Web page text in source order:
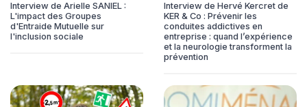
Interview de Arielle SANIEL :
L'impact des Groupes
d'Entraide Mutuelle sur
l'inclusion sociale
Interview de Hervé Kercret de
KER & Co : Prévenir les
conduites addictives en
entreprise : quand l’expérience
et la neurologie transforment la
prévention